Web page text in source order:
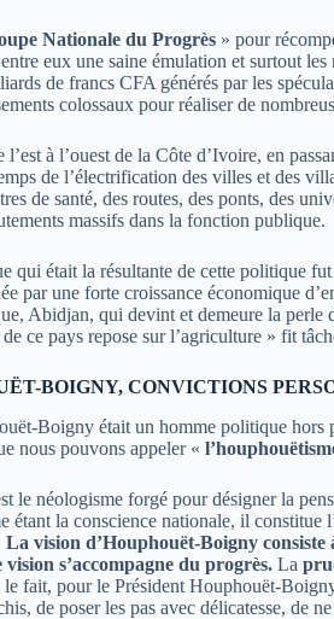
Nationale du Progrès » pour
eux une saine émulation et surtout
de francs CFA générés par les
colossaux pour réaliser de
à l’ouest de la Côte d’Ivoire, en
de l’électrification des villes et des
de santé, des routes, des ponts, des
massifs dans la fonction publique.
qui était la résultante de cette politique
par une forte croissance économique
Abidjan, qui devint et demeure la
ce pays repose sur l’agriculture » fit
BOIGNY, CONVICTIONS
Boigny était un homme politique hors
nous pouvons appeler «
le néologisme forgé pour désigner la
étant la conscience nationale, il constitue
La vision d’Houphouët-Boigny
s’accompagne du progrès. La
le fait, pour le Président Houphouët-
de poser les pas avec délicatesse, de